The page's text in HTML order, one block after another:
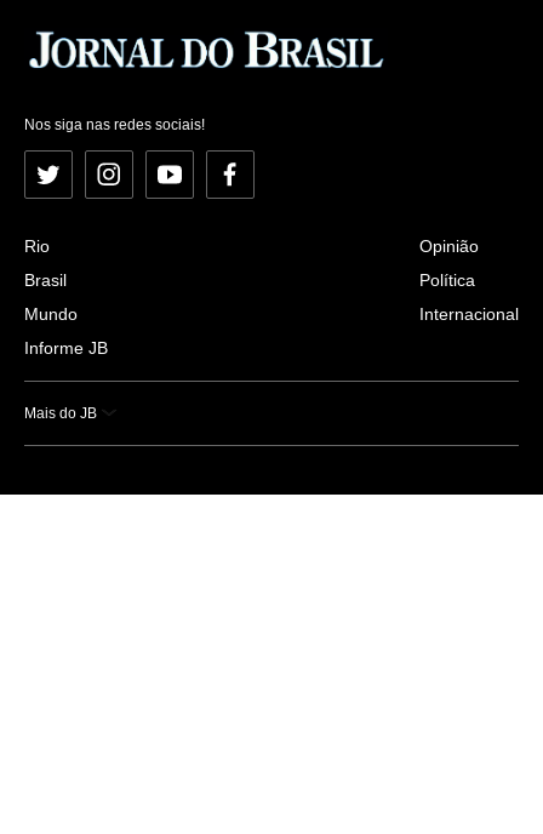
Nos siga nas redes sociais!
Twitter InstagramYouTubeFacebook
Rio
Brasil
Mundo
Informe JB
Opinião
Política
Internacional
Mais do JB
Esportes